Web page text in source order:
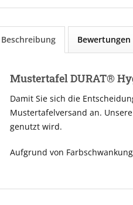
Beschreibung Bewertungen
Mustertafel DURAT®
Damit Sie sich die
Mustertafelversand an.
genutzt wird.
Aufgrund von